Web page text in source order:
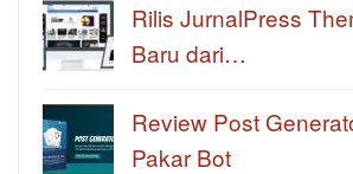
Rilis JurnalPress
Baru dari…
Review Post
Pakar Bot